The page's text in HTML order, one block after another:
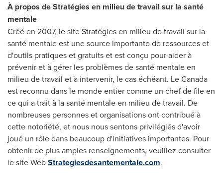
À propos de Stratégies en milieu de travail sur la santé
mentale
Créé en 2007, le site Stratégies en milieu de travail sur la
santé mentale est une source importante de ressources et
d'outils pratiques et gratuits et est conçu pour aider à
prévenir et à gérer les problèmes de santé mentale en
milieu de travail et à intervenir, le cas échéant. Le Canada
est reconnu dans le monde entier comme un chef de file en
ce qui a trait à la santé mentale en milieu de travail. De
nombreuses personnes et organisations ont contribué à
cette notoriété, et nous nous sentons privilégiés d'avoir
joué un rôle dans beaucoup d'initiatives importantes. Pour
obtenir de plus amples renseignements, veuillez consulter
le site WebStrategiesdesantementale.com.